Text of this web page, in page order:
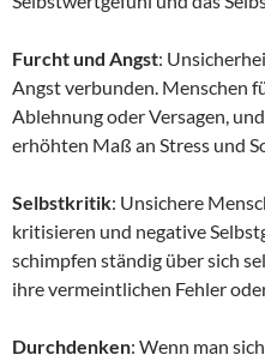
Furcht und Angst:
Angst verbunden. Menschen
Ablehnung oder Versagen,
erhöhten Maß an Stress und
Selbstkritik: Unsichere
kritisieren und negative
schimpfen ständig über sich
ihre vermeintlichen Fehler
Durchdenken: Wenn man